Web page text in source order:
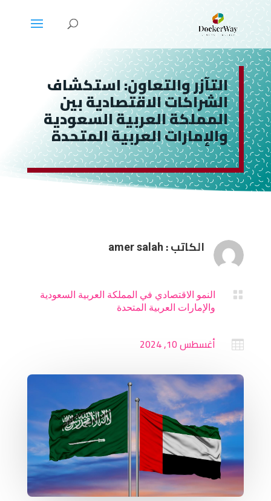
التآزر والتعاون: استكشاف
الشراكات الاقتصادية بين
المملكة العربية السعودية
والإمارات العربية المتحدة
الكاتب : amer salah

النمو الاقتصادي في المملكة العربية السعودية
والإمارات العربية المتحدة
 أغسطس 10, 2024